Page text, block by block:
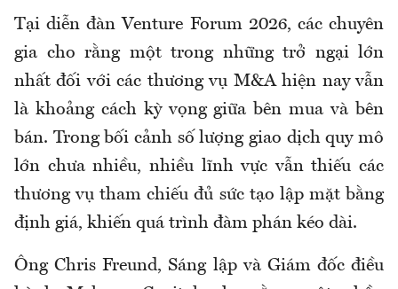
Tại diễn đàn Venture Forum 2026, các chuyên
gia cho rằng một trong những trở ngại lớn
nhất đối với các thương vụ M&A hiện nay vẫn
là khoảng cách kỳ vọng giữa bên mua và bên
bán. Trong bối cảnh số lượng giao dịch quy mô
lớn chưa nhiều, nhiều lĩnh vực vẫn thiếu các
thương vụ tham chiếu đủ sức tạo lập mặt bằng
định giá, khiến quá trình đàm phán kéo dài.
Ông Chris Freund, Sáng lập và Giám đốc điều